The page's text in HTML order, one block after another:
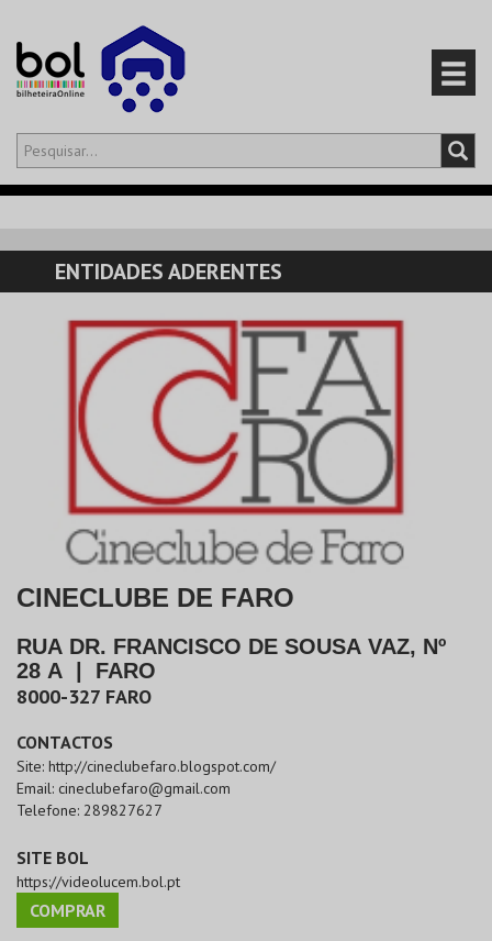
Olá,iniciar sessão
CARRINHO
EVENTOS
CARTÕES
PRODUTOS
ENTIDADES ADERENTES
CINECLUBE DE FARO
RUA DR. FRANCISCO DE SOUSA VAZ, Nº
28 A
FARO
8000-327 FARO
CONTACTOS
Site: http://cineclubefaro.blogspot.com/
Email: cineclubefaro@gmail.com
Telefone: 289827627
SITE BOL
https://videolucem.bol.pt
COMPRAR